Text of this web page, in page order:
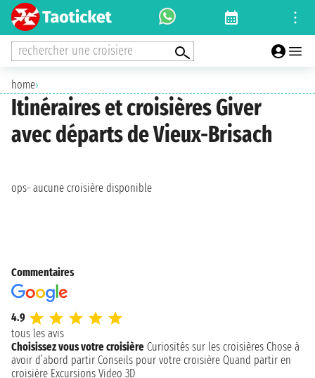
rechercher une croisiere
home›
Itinéraires et croisières Giver
avec départs de Vieux-Brisach
ops- aucune croisière disponible
Commentaires
4.9
tous les avis
Choisissez vous votre croisière Curiosités sur les croisières Chose à
avoir d’abord partir Conseils pour votre croisière Quand partir en
croisière Excursions Video 3D